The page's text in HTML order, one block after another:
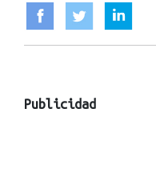
Publicidad